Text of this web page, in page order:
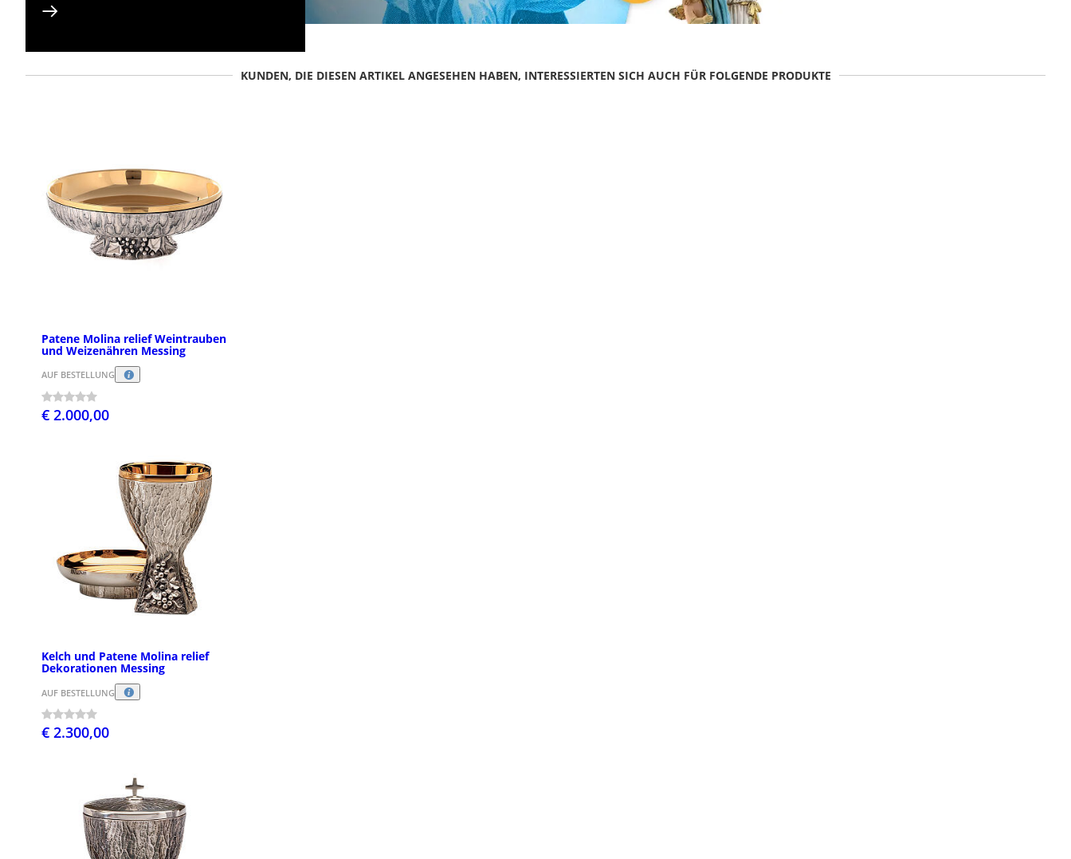
KUNDEN, DIE DIESEN ARTIKEL ANGESEHEN HABEN, INTERESSIERTEN SICH AUCH FÜR FOLGENDE PRODUKTE
Patene Molina relief Weintrauben
und Weizenähren Messing
AUF BESTELLUNG
€ 2.000,00
Kelch und Patene Molina relief
Dekorationen Messing
AUF BESTELLUNG
€ 2.300,00